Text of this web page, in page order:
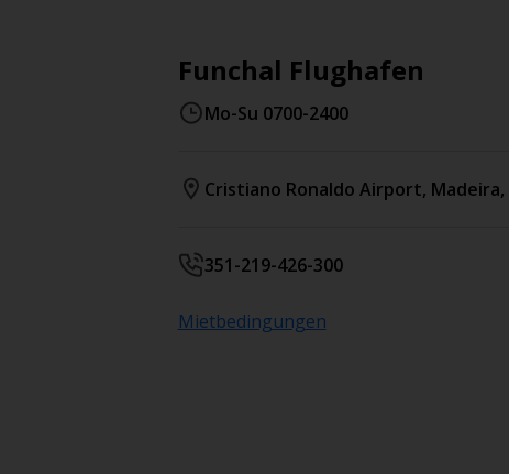
Funchal Flughafen
Mo-Su 0700-2400
Cristiano Ronaldo Airport, Madeira,
351-219-426-300
Mietbedingungen